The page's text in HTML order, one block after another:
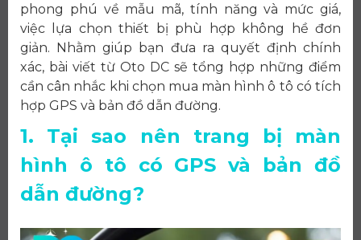
phong phú về mẫu mã, tính năng và mức giá,
việc lựa chọn thiết bị phù hợp không hề đơn
giản. Nhằm giúp bạn đưa ra quyết định chính
xác, bài viết từ Oto DC sẽ tổng hợp những điểm
cần cân nhắc khi chọn mua màn hình ô tô có tích
hợp GPS và bản đồ dẫn đường.
1. Tại sao nên trang bị màn
hình ô tô có GPS và bản đồ
dẫn đường?